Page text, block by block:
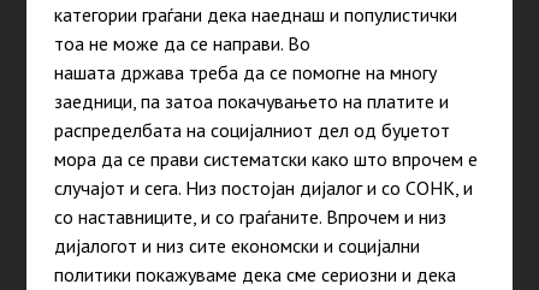
категории граѓани дека наеднаш и популистички
тоа не може да се направи. Во
нашата држава треба да се помогне на многу
заедници, па затоа покачувањето на платите и
распределбата на социјалниот дел од буџетот
мора да се прави систематски како што впрочем е
случајот и сега. Низ постојан дијалог и со СОНК, и
со наставниците, и со граѓаните. Впрочем и низ
дијалогот и низ сите економски и социјални
политики покажуваме дека сме сериозни и дека